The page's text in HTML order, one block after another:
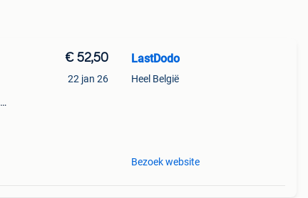
€ 52,50
22 jan 26
LastDodo
Heel België
Bezoek website